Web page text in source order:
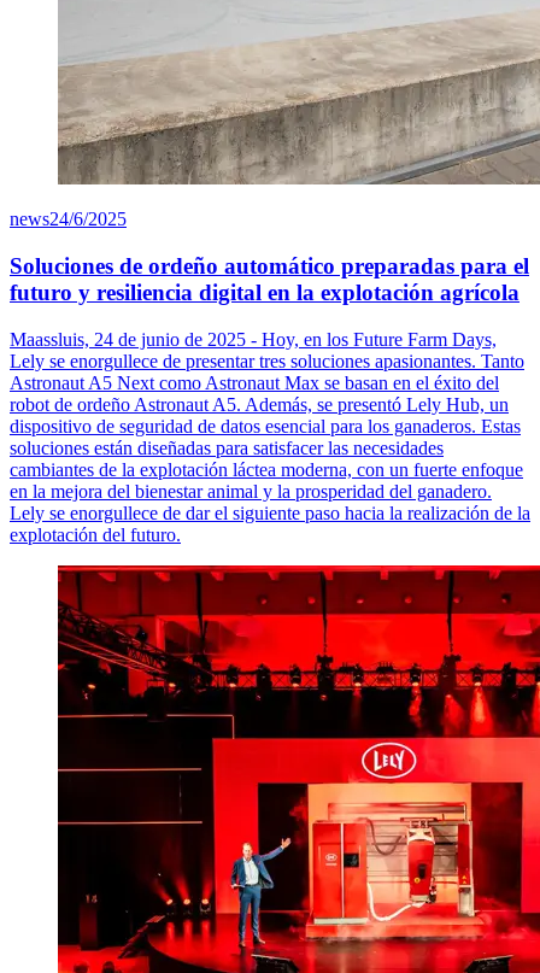
news24/6/2025
Soluciones de ordeño automático preparadas para el
futuro y resiliencia digital en la explotación agrícola
Maassluis, 24 de junio de 2025 - Hoy, en los Future Farm Days,
Lely se enorgullece de presentar tres soluciones apasionantes. Tanto
Astronaut A5 Next como Astronaut Max se basan en el éxito del
robot de ordeño Astronaut A5. Además, se presentó Lely Hub, un
dispositivo de seguridad de datos esencial para los ganaderos. Estas
soluciones están diseñadas para satisfacer las necesidades
cambiantes de la explotación láctea moderna, con un fuerte enfoque
en la mejora del bienestar animal y la prosperidad del ganadero.
Lely se enorgullece de dar el siguiente paso hacia la realización de la
explotación del futuro.